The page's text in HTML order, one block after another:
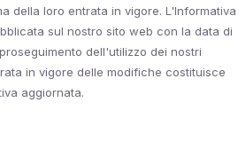
della loro entrata in vigore. L'Informativa
sul nostro sito web con la data di
dell'utilizzo dei nostri
in vigore delle modifiche costituisce
aggiornata.